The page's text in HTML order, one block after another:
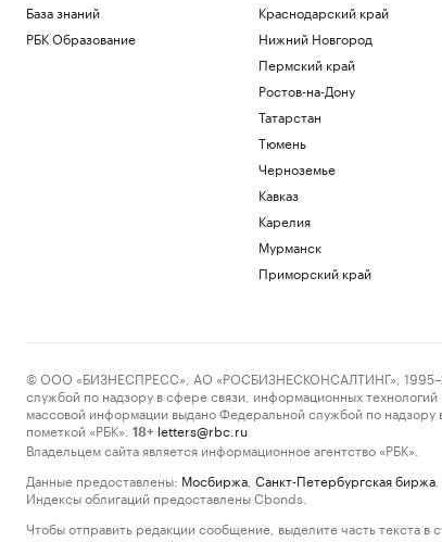
База знаний
РБК Образование
Краснодарский край
Нижний Новгород
Пермский край
Ростов-на-Дону
Татарстан
Тюмень
Черноземье
Кавказ
Карелия
Мурманск
Приморский край
© ООО «БИЗНЕСПРЕСС», АО «РОСБИЗНЕСКОНСАЛТИНГ»,
службой по надзору в сфере связи, информационных
массовой информации выдано Федеральной службой по
пометкой «РБК».
18+ letters@rbc.ru
Владельцем сайта является информационное агентство «РБК».
Данные предоставлены: Мосбиржа Санкт-Петербургская биржа
Индексы облигаций предоставлены Cbonds.
Чтобы отправить редакции сообщение, выделите часть текста в